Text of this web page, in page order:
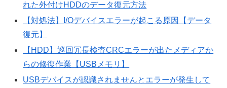
れた外付けHDDのデータ復元方法
【対処法】I/Oデバイスエラーが起こる原因【データ
復元】
【HDD】巡回冗長検査CRCエラーが出たメディアか
らの修復作業【USBメモリ】
USBデバイスが認識されませんとエラーが発生して